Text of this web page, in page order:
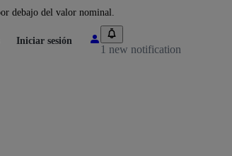
debajo del valor nominal.
Iniciar sesión
1 new notification